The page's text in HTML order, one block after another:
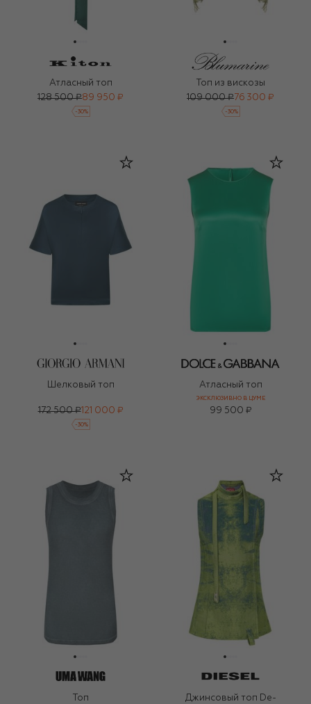
Атласный топ
128 500 ₽89 950 ₽
-30%
Топ из вискозы
109 000 ₽76 300 ₽
-30%
Шелковый топ
172 500 ₽121 000 ₽
-30%
Атласный топ
ЭКСКЛЮЗИВНО В ЦУМЕ
99 500 ₽
Топ
Джинсовый топ De-